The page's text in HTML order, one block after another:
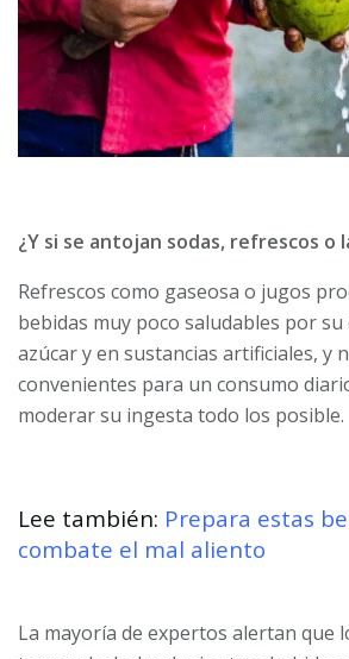
¿Y si se antojan sodas, refrescos o
Refrescos como gaseosa o jugos
bebidas muy poco saludables por
azúcar y en sustancias artificiales, y
convenientes para un consumo
moderar su ingesta todo los posible.
Lee también: Prepara estas
combate el mal aliento
​La mayoría de expertos alertan que